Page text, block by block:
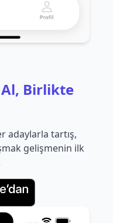
Al, Birlikte
adaylarla tartış,
gelişmenin ilk